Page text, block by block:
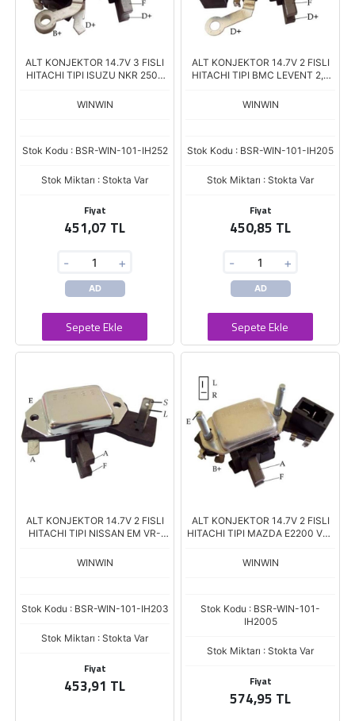
ALT KONJEKTOR 14.7V 3 FISLI
HITACHI TIPI ISUZU NKR 2500
KAPASITORLU VR-H2000-29
WINWIN
Stok Kodu : BSR-WIN-101-IH252
Stok Miktarı : Stokta Var
Fiyat
451,07 TL
- +
AD
Sepete Ekle
ALT KONJEKTOR 14.7V 2 FISLI
HITACHI TIPI BMC LEVENT 2,5
ISUZU VR-H2000-30
WINWIN
Stok Kodu : BSR-WIN-101-IH205
Stok Miktarı : Stokta Var
Fiyat
450,85 TL
- +
AD
Sepete Ekle
ALT KONJEKTOR 14.7V 2 FISLI
HITACHI TIPI NISSAN EM VR-
WINWIN
Stok Kodu : BSR-WIN-101-IH203
Stok Miktarı : Stokta Var
Fiyat
453,91 TL
ALT KONJEKTOR 14.7V 2 FISLI
HITACHI TIPI MAZDA E2200 VR-
WINWIN
Stok Kodu : BSR-WIN-101-
IH2005
Stok Miktarı : Stokta Var
Fiyat
574,95 TL